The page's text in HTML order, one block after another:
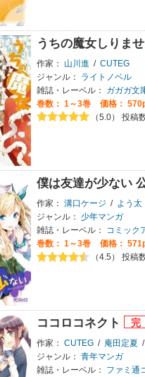
うちの魔女しりま
作家： 山川進 / CUTEG
ジャンル：
ライトノベル
雑誌・レーベル：
ガガガ文
巻数： 1～3巻
価格：
（5.0） 投稿
僕は友達が少ない
作家： 溝口ケージ / よう太
ジャンル：
少年マンガ
雑誌・レーベル：
コミック
巻数： 1～3巻
価格：
（4.5） 投稿
ココロコネクト
作家： CUTEG / 庵田定夏 /
ジャンル： 青年マンガ
雑誌・レーベル：
ファミ通